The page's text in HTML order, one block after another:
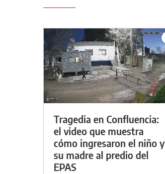
Tragedia en Confluencia:
el video que muestra
cómo ingresaron el niño y
su madre al predio del
EPAS